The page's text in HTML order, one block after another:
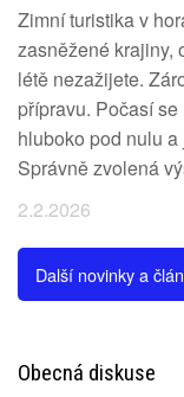
Zimní turistika v
zasněžené krajiny,
létě nezažijete.
přípravu. Počasí
hluboko pod nulu
Správně zvolená
2.2.2026
Další novinky a
Obecná diskuse